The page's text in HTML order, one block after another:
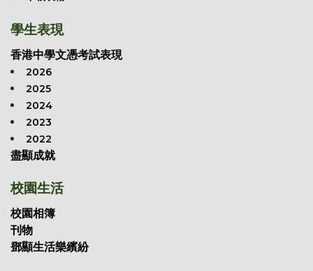
學生表現
香港中學文憑考試表現
2026
2025
2024
2023
2022
盡顯成就
校園生活
校園相簿
刊物
鄧顯生活樂繽紛